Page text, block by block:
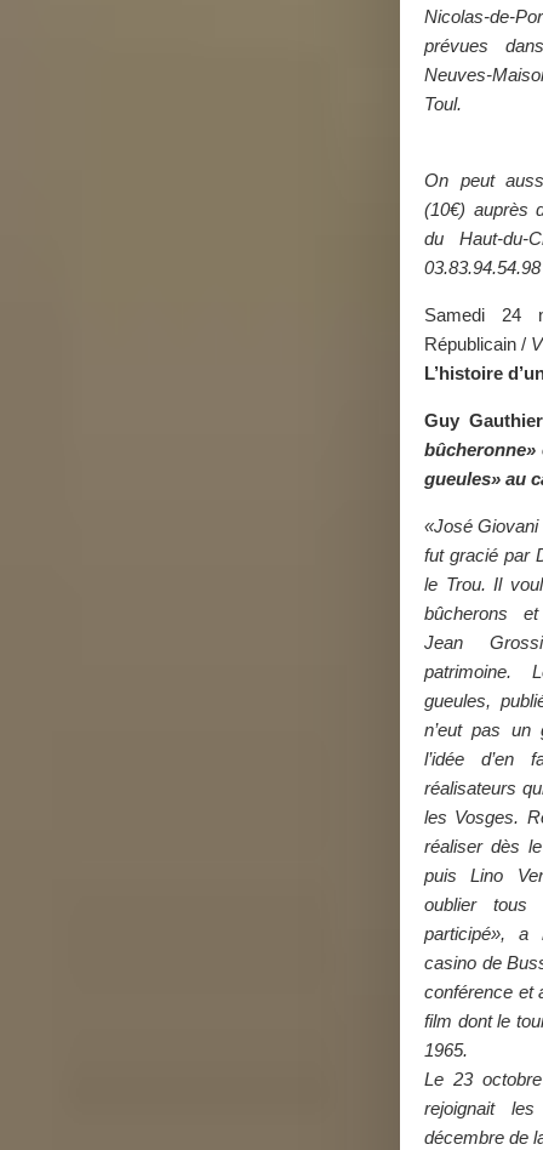
Nicolas-de-
prévues
Neuves-
Toul.
On peut
(10€) auprès
du Haut-du-
Samedi 24
Républicain /
L’histoire
Guy
gueules» au
«José Giovani
fut gracié par
le Trou. Il
bûcherons
Jean
patrimoine.
gueules,
n’eut pas un
l’idée d’en
réalisateurs
les Vosges.
réaliser dès
puis Lino
oublier
participé»,
casino de
conférence et
film dont le
1965.
Le 23
rejoignait
décembre de